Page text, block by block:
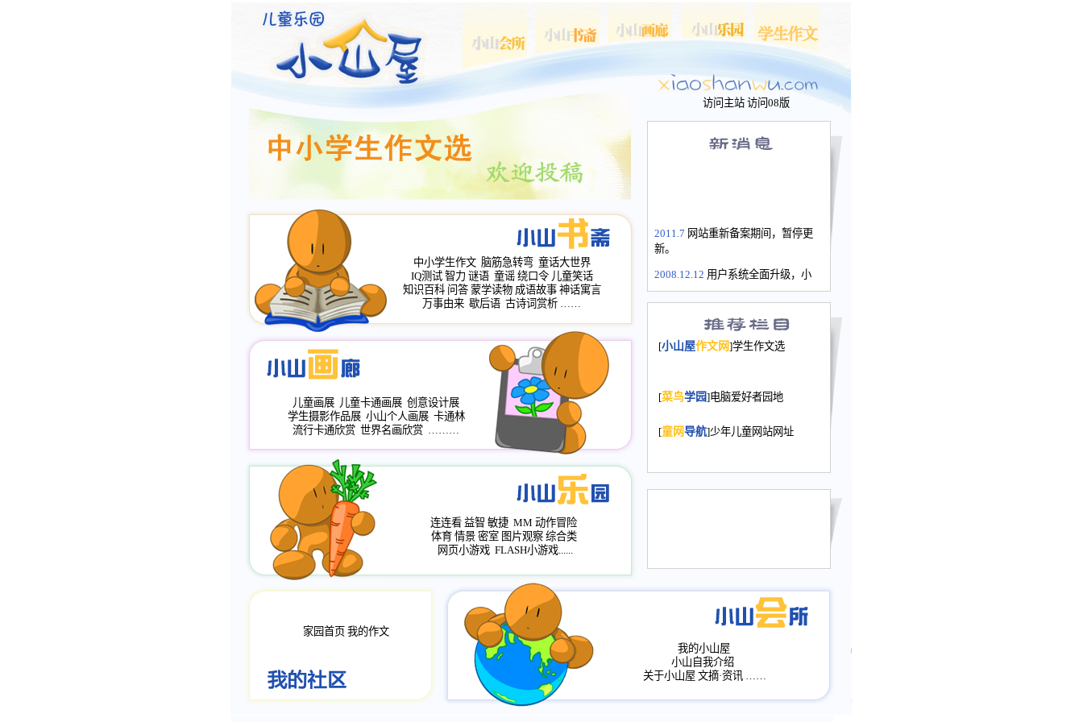
访问主站 访问08版
2011.7 网站重新备案期间，暂停更
新。
2008.12.12 用户系统全面升级，小
长会、家园网－个人空间，用户一
次注册全部通行。
2008.12.12家园网正式运行，域
年，2009版提前启用，小山屋全面
小山画廊均增加多个新栏目。。
评分、顶功能，作文宝典改版。
[小山屋作文网]学生作文选
[菜鸟学园]电脑爱好者园地
[童网导航]少年儿童网站网址
中小学生作文 脑筋急转弯 童话大世界
IQ测试 智力 谜语 童谣 绕口令 儿童笑话
知识百科 问答 蒙学读物 成语故事 神话寓言
万事由来 歇后语 古诗词赏析 ……
儿童画展 儿童卡通画展 创意设计展
学生摄影作品展 小山个人画展 卡通林
流行卡通欣赏 世界名画欣赏 ………
连连看 益智 敏捷 MM 动作冒险
体育 情景 密室 图片观察 综合类
网页小游戏 FLASH小游戏......
家园首页 我的作文
我的小山屋
小山自我介绍
关于小山屋 文摘·资讯 ……